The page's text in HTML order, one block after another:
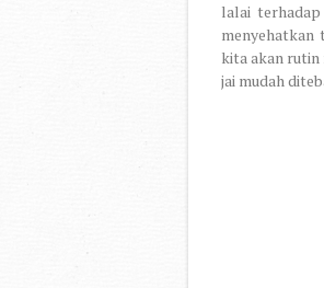
lalai
menyehatkan
kita akan
jai mudah